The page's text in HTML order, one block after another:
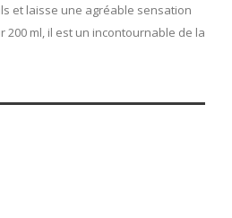
et laisse une agréable sensation
200 ml, il est un incontournable de la